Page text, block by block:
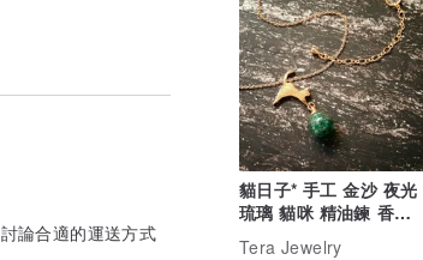
貓日子* 手工 金沙 夜光
琉璃 貓咪 精油鍊 香氛
輕珠寶
Tera Jewelry
討論合適的運送方式